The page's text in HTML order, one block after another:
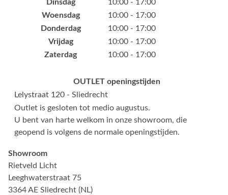
Dinsdag
10:00 - 17:00
Woensdag
10:00 - 17:00
Donderdag
10:00 - 17:00
Vrijdag
10:00 - 17:00
Zaterdag
10:00 - 17:00
OUTLET openingstijden
Lelystraat 120 - Sliedrecht
Outlet is gesloten tot medio augustus.
U bent van harte welkom in onze showroom, die
geopend is volgens de normale openingstijden.
Showroom
Rietveld Licht
Leeghwaterstraat 75
3364 AE Sliedrecht (NL)